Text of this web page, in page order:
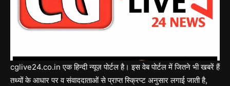
cglive24.co.in एक हिन्दी न्यूज़ पोर्टल है। इस वेब पोर्टल में जितने भी खबरें हैं
तथ्यों के आधार पर व संवाददाताओं से प्राप्त स्क्रिप्ट अनुसार लगाई जाती है,